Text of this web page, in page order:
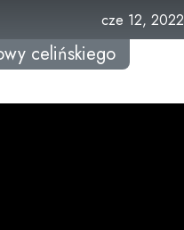
cze 12, 2022
celińskiego